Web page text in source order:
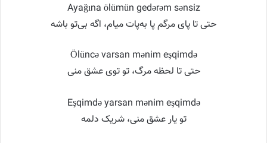
Ayağına ölümün gedərəm sənsiz
حتی تا پای مرگم پا به‌پات میام، اگه بی‌تو باشه
Ölüncə varsan mənim eşqimdə
حتی تا لحظه مرگ، تو توی عشق منی
Eşqimdə yarsan mənim eşqimdə
تو یار عشق منی، شریک دلمه